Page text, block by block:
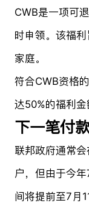
CWB是一项可
时申领。该福
家庭。
符合CWB资格
达50%的福利金
下一笔付
联邦政府通常
户，但由于今
间将提前至7月